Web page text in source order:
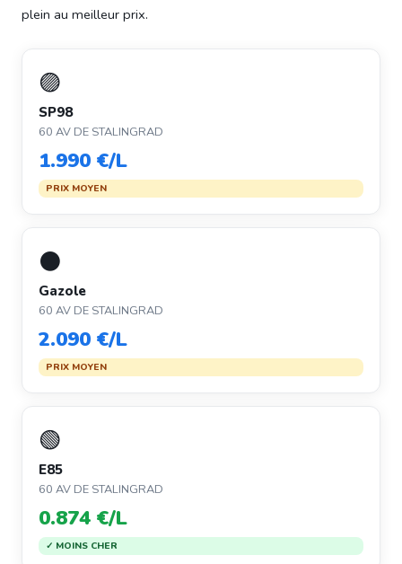
plein au meilleur prix.
🟣
SP98
60 AV DE STALINGRAD
1.990 €/L
PRIX MOYEN
⚫
Gazole
60 AV DE STALINGRAD
2.090 €/L
PRIX MOYEN
🟢
E85
60 AV DE STALINGRAD
0.874 €/L
✓ MOINS CHER